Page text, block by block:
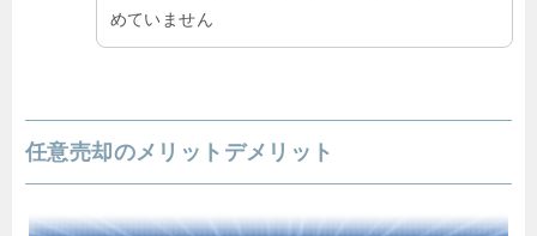
めていません
任意売却のメリットデメリット